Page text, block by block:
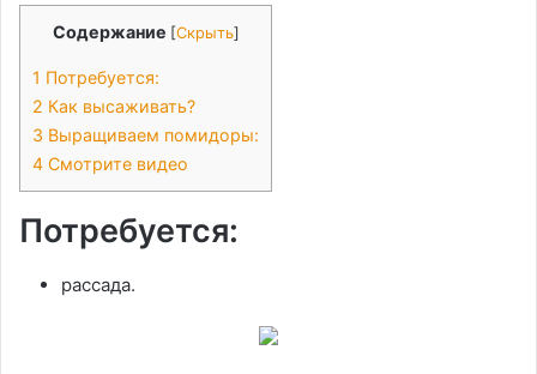
Содержание [Скрыть]
1 Потребуется:
2 Как высаживать?
3 Выращиваем помидоры:
4 Смотрите видео
Потребуется:
рассада.